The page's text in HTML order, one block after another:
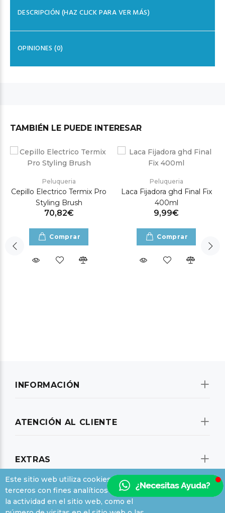
Este sitio web utiliza cookies propias y de
terceros con fines analíticos (medición de
la actividad en el sitio web, como el
DESCRIPCIÓN (HAZ CLICK PARA VER MÁS)
OPINIONES (0)
TAMBIÉN LE PUEDE INTERESAR
Peluqueria
Cepillo Electrico Termix Pro
Styling Brush
70,82€
Comprar
Peluqueria
Laca Fijadora ghd Final Fix
400ml
9,99€
Comprar
INFORMACIÓN
ATENCIÓN AL CLIENTE
EXTRAS
SU CUENTA